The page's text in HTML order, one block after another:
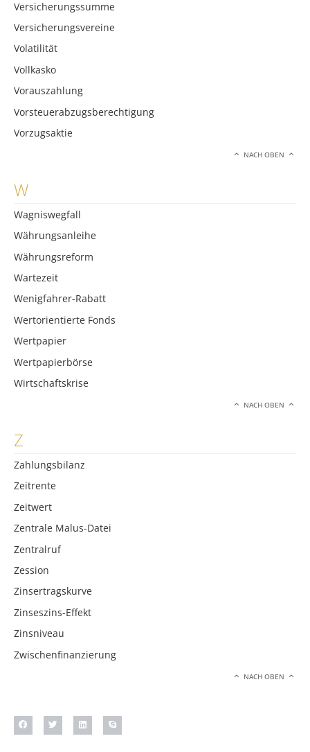
Versicherungssumme
Versicherungsvereine
Volatilität
Vollkasko
Vorauszahlung
Vorsteuerabzugsberechtigung
Vorzugsaktie
NACH OBEN
W
Wagniswegfall
Währungsanleihe
Währungsreform
Wartezeit
Wenigfahrer-Rabatt
Wertorientierte Fonds
Wertpapier
Wertpapierbörse
Wirtschaftskrise
NACH OBEN
Z
Zahlungsbilanz
Zeitrente
Zeitwert
Zentrale Malus-Datei
Zentralruf
Zession
Zinsertragskurve
Zinseszins-Effekt
Zinsniveau
Zwischenfinanzierung
NACH OBEN